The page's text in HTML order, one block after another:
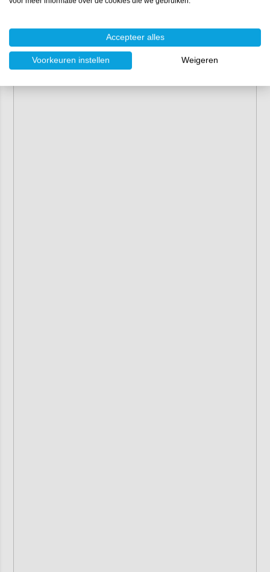
Accepteer alles
Voorkeuren instellen Weigeren